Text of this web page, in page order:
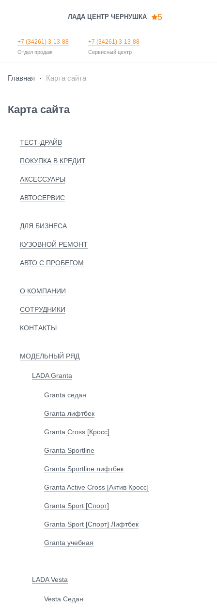
ЛАДА ЦЕНТР ЧЕРНУШКА 5
+7 (34261) 3-13-88
Отдел продаж
+7 (34261) 3-13-88
Сервисный центр
Главная Карта сайта
Карта сайта
ТЕСТ-ДРАЙВ
ПОКУПКА В КРЕДИТ
АКСЕССУАРЫ
АВТОСЕРВИС
ДЛЯ БИЗНЕСА
КУЗОВНОЙ РЕМОНТ
АВТО С ПРОБЕГОМ
О КОМПАНИИ
СОТРУДНИКИ
КОНТАКТЫ
МОДЕЛЬНЫЙ РЯД
LADA Granta
Granta седан
Granta лифтбек
Granta Cross [Кросс]
Granta Sportline
Granta Sportline лифтбек
Granta Active Cross [Актив Кросс]
Granta Sport [Спорт]
Granta Sport [Спорт] Лифтбек
Granta учебная
LADA Vesta
Vesta Седан